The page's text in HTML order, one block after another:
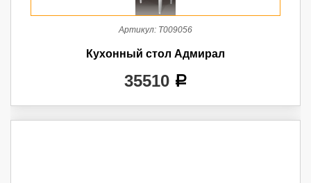
Артикул: Т009056
Кухонный стол Адмирал
35510 a